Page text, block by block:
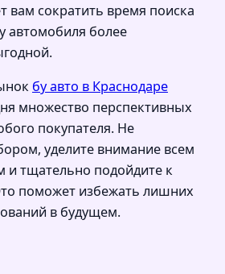
вам сократить время поиска
автомобиля более
бу авто в Краснодаре
множество перспективных
покупателя. Не
уделите внимание всем
и тщательно подойдите к
поможет избежать лишних
в будущем.